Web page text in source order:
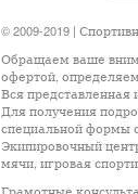
© 2009-2019 |
Обращаем ваше
офертой,
Вся представленная
Для получения
специальной формы
Экипировочный
мячи, игровая